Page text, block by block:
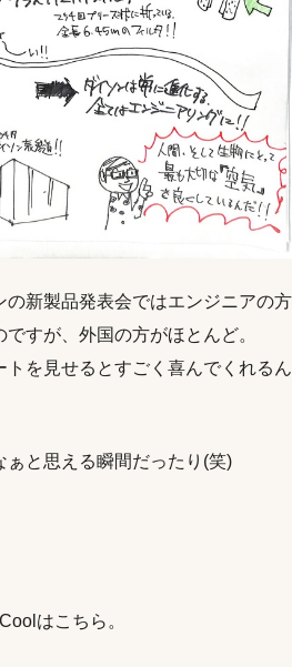
新製品発表会ではエンジニアの方
すが、外国の方がほとんど。
を見せるとすごく喜んでくれるん
ぁと思える瞬間だったり(笑)
はこちら。